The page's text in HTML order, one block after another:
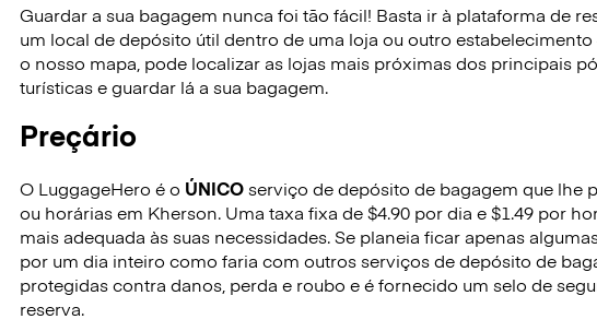
Guardar a sua bagagem nunca foi tão fácil! Basta ir à plataforma de
um local de depósito útil dentro de uma loja ou outro estabelecimento
o nosso mapa, pode localizar as lojas mais próximas dos principais
turísticas e guardar lá a sua bagagem.
Preçário
O LuggageHero é o ÚNICOserviço de depósito de bagagem que lhe
ou horárias em Kherson. Uma taxa fixa de $4.90 por dia e $1.49 por
mais adequada às suas necessidades. Se planeia ficar apenas
por um dia inteiro como faria com outros serviços de depósito de
protegidas contra danos, perda e roubo e é fornecido um selo de
reserva.